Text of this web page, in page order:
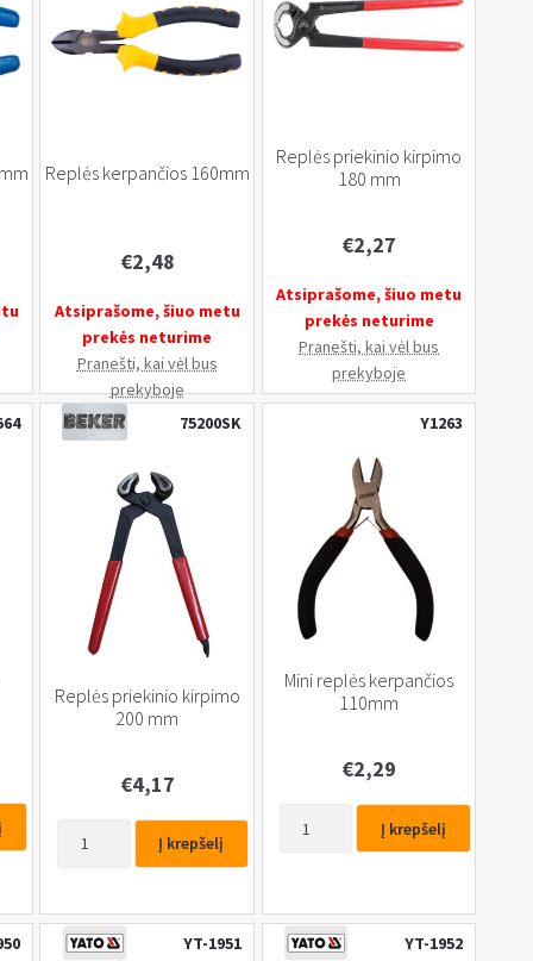
Replės kerpančios 160mm
€2,48
Atsiprašome, šiuo metu
prekės neturime
Pranešti, kai vėl bus
prekyboje
Replės priekinio kirpimo
180 mm
€2,27
Atsiprašome, šiuo metu
prekės neturime
Pranešti, kai vėl bus
prekyboje
75200SK
Replės priekinio kirpimo
200 mm
€4,17
priekinio
kirpimo
Į krepšelį
Y1263
Mini replės kerpančios
110mm
€2,29
kerpančios
110mm
Į krepšelį
YT-1951 YT-1952